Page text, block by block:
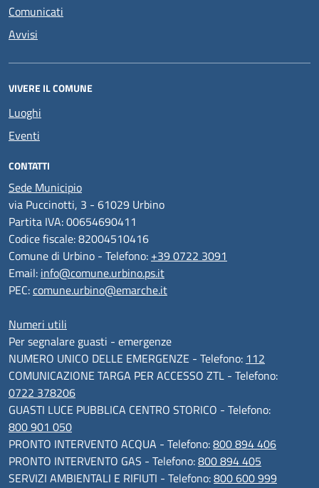
Comunicati
Avvisi
VIVERE IL COMUNE
Luoghi
Eventi
CONTATTI
Sede Municipio
via Puccinotti, 3 - 61029 Urbino
Partita IVA: 00654690411
Codice fiscale: 82004510416
Comune di Urbino - Telefono: +39 0722 3091
Email: info@comune.urbino.ps.it
PEC:comune.urbino@emarche.it
Numeri utili
Per segnalare guasti - emergenze
NUMERO UNICO DELLE EMERGENZE - Telefono: 112
COMUNICAZIONE TARGA PER ACCESSO ZTL - Telefono:
0722 378206
GUASTI LUCE PUBBLICA CENTRO STORICO - Telefono:
800 901 050
PRONTO INTERVENTO ACQUA - Telefono:800 894 406
PRONTO INTERVENTO GAS - Telefono:800 894 405
SERVIZI AMBIENTALI E RIFIUTI - Telefono:800 600 999